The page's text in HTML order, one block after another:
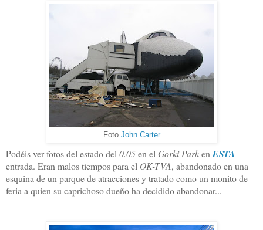
Foto John Carter
Podéis ver fotos del estado del 0.05en el Gorki Parken ESTA
entrada. Eran malos tiempos para el OK-TVA, abandonado en una
esquina de un parque de atracciones y tratado como un monito de
feria a quien su caprichoso dueño ha decidido abandonar...